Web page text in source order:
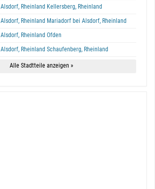
Alsdorf, Rheinland Kellersberg, Rheinland
Alsdorf, Rheinland Mariadorf bei Alsdorf, Rheinland
Alsdorf, Rheinland Ofden
Alsdorf, Rheinland Schaufenberg, Rheinland
Alle Stadtteile anzeigen »